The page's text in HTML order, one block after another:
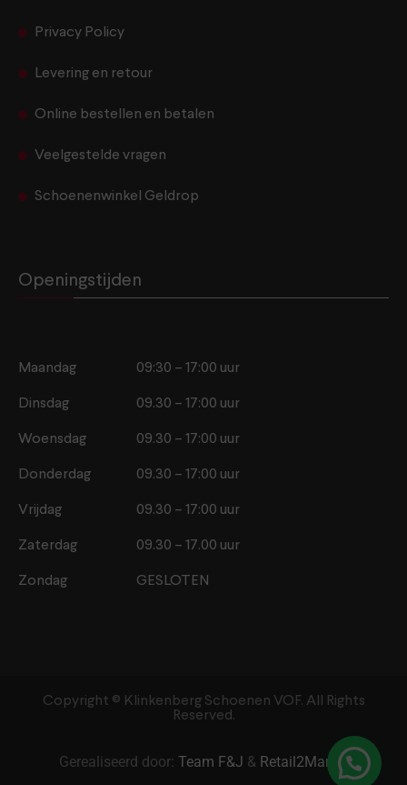
Privacy Policy
Levering en retour
Online bestellen en betalen
Veelgestelde vragen
Schoenenwinkel Geldrop
Openingstijden
Maandag 09:30 – 17:00 uur
Dinsdag 09.30 – 17:00 uur
Woensdag 09.30 – 17:00 uur
Donderdag 09.30 – 17:00 uur
Vrijdag 09.30 – 17:00 uur
Zaterdag 09.30 – 17.00 uur
Zondag GESLOTEN
Copyright ©️ Klinkenberg Schoenen VOF. All Rights
Reserved.
Gerealiseerd door: Team F&J & Retail2Market